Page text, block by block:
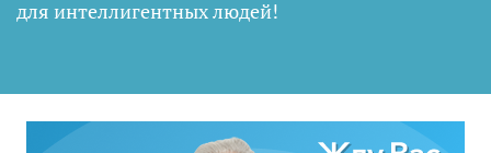
для интеллигентных людей!